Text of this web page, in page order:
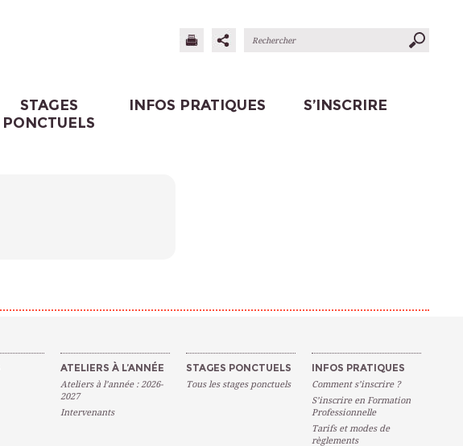
STAGES
PONCTUELS
INFOS PRATIQUES S’INSCRIRE
ATELIERS À L’ANNÉE
Ateliers à l’année : 2026-
2027
Intervenants
STAGES PONCTUELS
Tous les stages ponctuels
INFOS PRATIQUES
Comment s’inscrire ?
S’inscrire en Formation
Professionnelle
Tarifs et modes de
règlements